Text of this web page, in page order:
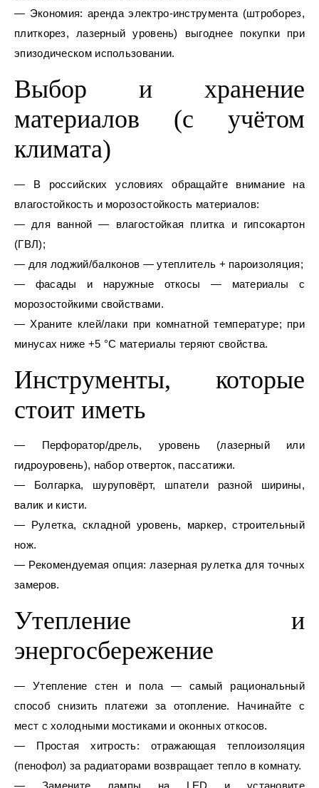
— Экономия: аренда электро‑инструмента (штроборез,
плиткорез, лазерный уровень) выгоднее покупки при
эпизодическом использовании.
Выбор и хранение
материалов (с учётом
климата)
— В российских условиях обращайте внимание на
влагостойкость и морозостойкость материалов:
— для ванной — влагостойкая плитка и гипсокартон
(ГВЛ);
— для лоджий/балконов — утеплитель + пароизоляция;
— фасады и наружные откосы — материалы с
морозостойкими свойствами.
— Храните клей/лаки при комнатной температуре; при
минусах ниже +5 °C материалы теряют свойства.
Инструменты, которые
стоит иметь
— Перфоратор/дрель, уровень (лазерный или
гидроуровень), набор отверток, пассатижи.
— Болгарка, шуруповёрт, шпатели разной ширины,
валик и кисти.
— Рулетка, складной уровень, маркер, строительный
нож.
— Рекомендуемая опция: лазерная рулетка для точных
замеров.
Утепление и
энергосбережение
— Утепление стен и пола — самый рациональный
способ снизить платежи за отопление. Начинайте с
мест с холодными мостиками и оконных откосов.
— Простая хитрость: отражающая теплоизоляция
(пенофол) за радиаторами возвращает тепло в комнату.
— Замените лампы на LED и установите